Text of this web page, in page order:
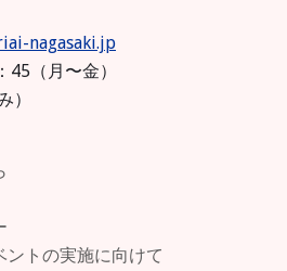
nagasaki.jp
（月〜金）
）
トの実施に向けて